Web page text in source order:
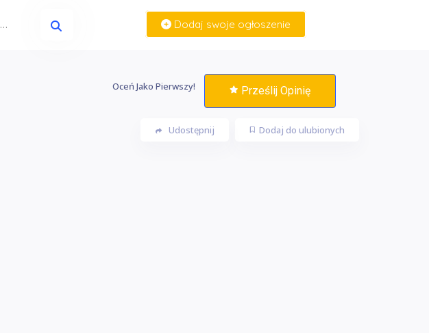
Twoje miasto... Dodaj swoje ogłoszenie
Oceń Jako Pierwszy! Prześlij Opinię
Dodaj do ulubionych
Udostępnij